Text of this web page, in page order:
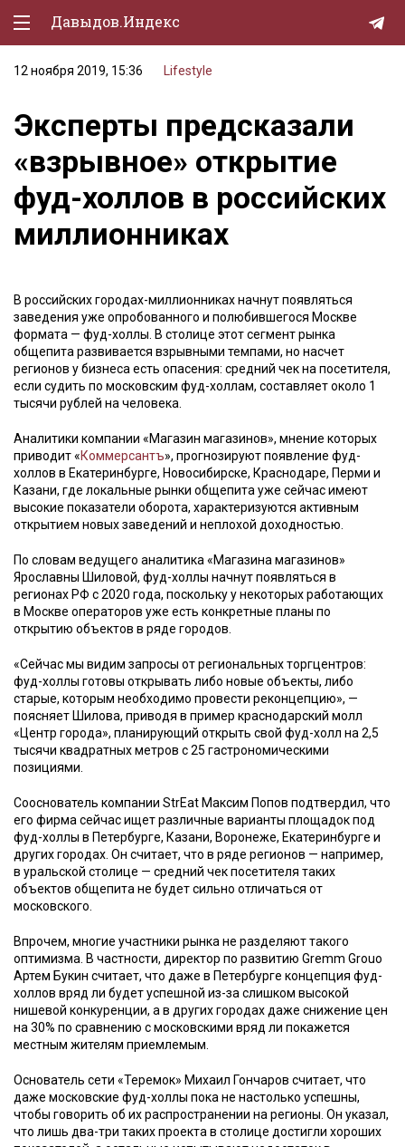
Давыдов.Индекс
Политическая жизнь
Экономика
Природа
Образование
Спорт
Lifestyle
Мурзилка
12 ноября 2019, 15:36 Lifestyle
Эксперты предсказали
«взрывное» открытие
фуд-холлов в российских
миллионниках
В российских городах-миллионниках начнут появляться
заведения уже опробованного и полюбившегося Москве
формата — фуд-холлы. В столице этот сегмент рынка
общепита развивается взрывными темпами, но насчет
регионов у бизнеса есть опасения: средний чек на посетителя,
если судить по московским фуд-холлам, составляет около 1
тысячи рублей на человека.
Аналитики компании «Магазин магазинов», мнение которых
приводит «Коммерсантъ», прогнозируют появление фуд-
холлов в Екатеринбурге, Новосибирске, Краснодаре, Перми и
Казани, где локальные рынки общепита уже сейчас имеют
высокие показатели оборота, характеризуются активным
открытием новых заведений и неплохой доходностью.
По словам ведущего аналитика «Магазина магазинов»
Ярославны Шиловой, фуд-холлы начнут появляться в
регионах РФ с 2020 года, поскольку у некоторых работающих
в Москве операторов уже есть конкретные планы по
открытию объектов в ряде городов.
«Сейчас мы видим запросы от региональных торгцентров:
фуд-холлы готовы открывать либо новые объекты, либо
старые, которым необходимо провести реконцепцию», —
поясняет Шилова, приводя в пример краснодарский молл
«Центр города», планирующий открыть свой фуд-холл на 2,5
тысячи квадратных метров с 25 гастрономическими
позициями.
Сооснователь компании StrEat Максим Попов подтвердил, что
его фирма сейчас ищет различные варианты площадок под
фуд-холлы в Петербурге, Казани, Воронеже, Екатеринбурге и
других городах. Он считает, что в ряде регионов — например,
в уральской столице — средний чек посетителя таких
объектов общепита не будет сильно отличаться от
московского.
Впрочем, многие участники рынка не разделяют такого
оптимизма. В частности, директор по развитию Gremm Grouo
Артем Букин считает, что даже в Петербурге концепция фуд-
холлов вряд ли будет успешной из-за слишком высокой
нишевой конкуренции, а в других городах даже снижение цен
на 30% по сравнению с московскими вряд ли покажется
местным жителям приемлемым.
Основатель сети «Теремок» Михаил Гончаров считает, что
даже московские фуд-холлы пока не настолько успешны,
чтобы говорить об их распространении на регионы. Он указал,
что лишь два-три таких проекта в столице достигли хороших